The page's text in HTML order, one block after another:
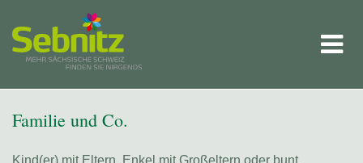
Familie und Co.